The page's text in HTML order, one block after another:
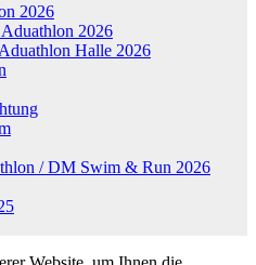
2026
2026
Halle 2026
/ DM Swim & Run 2026